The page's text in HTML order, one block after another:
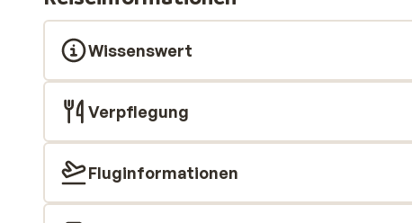
Wissenswert
Verpflegung
Fluginformationen